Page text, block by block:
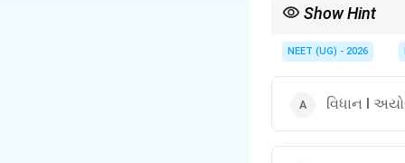
Show Hint
મહત્વના છે!
NEET (UG) - 2026
વિધાન I